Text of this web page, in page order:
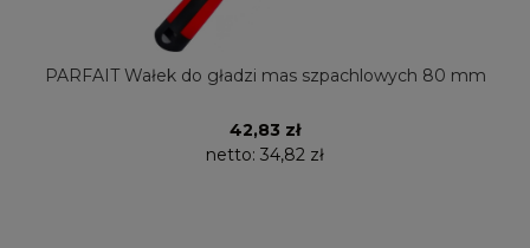
PARFAIT Wałek do gładzi mas szpachlowych 80 mm
42,83 zł
netto: 34,82 zł